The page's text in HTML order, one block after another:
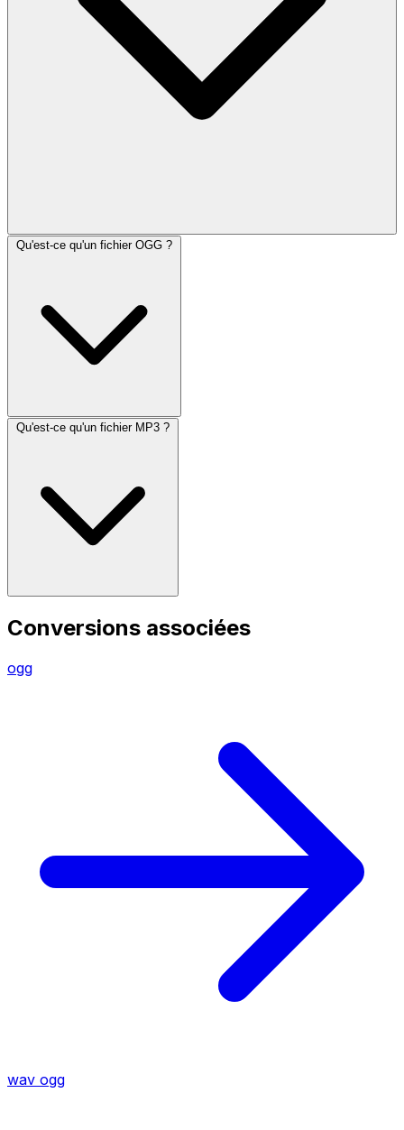
Qu'est-ce qu'un fichier OGG ?
Qu'est-ce qu'un fichier MP3 ?
Conversions associées
ogg
wav ogg